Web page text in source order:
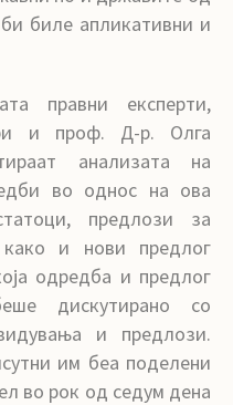
биле апликативни и
правни експерти,
и проф. Д-р. Олга
анализата на
во однос на ова
предлози за
и нови предлог
одредба и предлог
дискутирано со
и предлози.
им беа поделени
во рок од седум дена